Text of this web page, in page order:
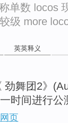
单数 locos
级 more
英英释义
劲舞团2》
时间进行公
页